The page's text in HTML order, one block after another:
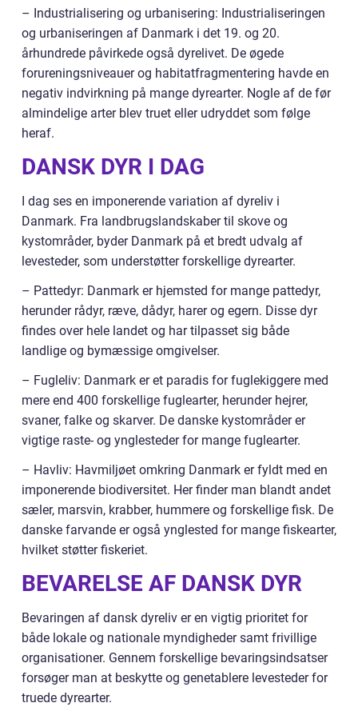
– Industrialisering og urbanisering: Industrialiseringen
og urbaniseringen af Danmark i det 19. og 20.
århundrede påvirkede også dyrelivet. De øgede
forureningsniveauer og habitatfragmentering havde en
negativ indvirkning på mange dyrearter. Nogle af de før
almindelige arter blev truet eller udryddet som følge
heraf.
DANSK DYR I DAG
I dag ses en imponerende variation af dyreliv i
Danmark. Fra landbrugslandskaber til skove og
kystområder, byder Danmark på et bredt udvalg af
levesteder, som understøtter forskellige dyrearter.
– Pattedyr: Danmark er hjemsted for mange pattedyr,
herunder rådyr, ræve, dådyr, harer og egern. Disse dyr
findes over hele landet og har tilpasset sig både
landlige og bymæssige omgivelser.
– Fugleliv: Danmark er et paradis for fuglekiggere med
mere end 400 forskellige fuglearter, herunder hejrer,
svaner, falke og skarver. De danske kystområder er
vigtige raste- og ynglesteder for mange fuglearter.
– Havliv: Havmiljøet omkring Danmark er fyldt med en
imponerende biodiversitet. Her finder man blandt andet
sæler, marsvin, krabber, hummere og forskellige fisk. De
danske farvande er også ynglested for mange fiskearter,
hvilket støtter fiskeriet.
BEVARELSE AF DANSK DYR
Bevaringen af dansk dyreliv er en vigtig prioritet for
både lokale og nationale myndigheder samt frivillige
organisationer. Gennem forskellige bevaringsindsatser
forsøger man at beskytte og genetablere levesteder for
truede dyrearter.